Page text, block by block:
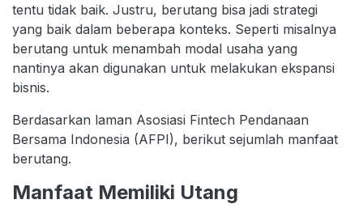
tentu tidak baik. Justru, berutang bisa jadi strategi
yang baik dalam beberapa konteks. Seperti misalnya
berutang untuk menambah modal usaha yang
nantinya akan digunakan untuk melakukan ekspansi
bisnis.
Berdasarkan laman Asosiasi Fintech Pendanaan
Bersama Indonesia (AFPI), berikut sejumlah manfaat
berutang.
Manfaat Memiliki Utang